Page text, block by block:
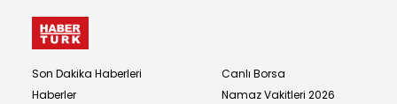
Son Dakika Haberleri
Haberler
Canlı Borsa
Namaz Vakitleri 2026